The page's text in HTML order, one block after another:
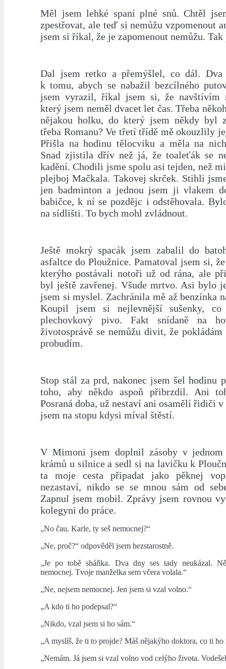
Měl jsem lehké spaní plné snů. Chtěl
zpestřovat, ale teď si nemůžu vzpomenout
jsem si říkal, že je zapomenout nemůžu. Tak
Dal jsem retko a přemýšlel, co dál.
k tomu, abych se nabažil bezcílného
jsem vyrazil, říkal jsem si, že navštívím
který jsem neměl dvacet let čas. Třeba
nějakou holku, do který jsem někdy byl
třeba Romanu? Ve třetí třídě mě okouzlily
Přišla na hodinu tělocviku a měla na
Snad zjistila dřív než já, že toaleťák se
kadění. Chodili jsme spolu asi tejden, než
plejboj Mačkala. Takovej skrček. Stihli
jen badminton a jednou jsem ji vlakem
babičce, k ní se pozdějc i odstěhovala.
na sídlišti. To bych mohl zvládnout.
Ještě mokrý spacák jsem zabalil do
asfaltce do Ploužnice. Pamatoval jsem si,
kterýho postávali notoři už od rána, ale
byl ještě zavřenej. Všude mrtvo. Asi bylo
jsem si myslel. Zachránila mě až benzínka
Koupil jsem si nejlevnější sušenky,
plechovkový pivo. Fakt snídaně na
životosprávě se nemůžu divit, že
probudím.
Stop stál za prd, nakonec jsem šel hodinu
toho, aby někdo aspoň přibrzdil. Ani
Posraná doba, už nestaví ani osamělí řidiči
jsem na stopu kdysi míval štěstí.
V Mimoni jsem doplnil zásoby v jednom
krámů u silnice a sedl si na lavičku k
ta moje cesta připadat jako pěknej
nezastaví, nikdo se se mnou sám od
Zapnul jsem mobil. Zprávy jsem rovnou
kolegyni do práce.
„No čau, Karle, ty seš nemocnej?“
„Ne, proč?“ odpověděl jsem bezstarostně.
„Je po tobě sháňka. Dva dny ses tady neukázal.
nemocnej. Tvoje manželka sem včera volala.“
„Ne, nejsem nemocnej. Jen jsem si vzal volno.“
„A kdo ti ho podepsal?“
„Nikdo, vzal jsem si ho sám.“
„A myslíš, že ti to projde? Máš nějakýho doktora, co ti ho
„Nemám. Já jsem si vzal volno vod celýho života.